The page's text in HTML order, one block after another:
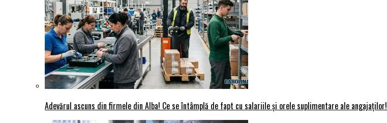
Adevărul ascuns din firmele din Alba! Ce se întâmplă de fapt cu salariile și orele suplimentare ale angajaților!